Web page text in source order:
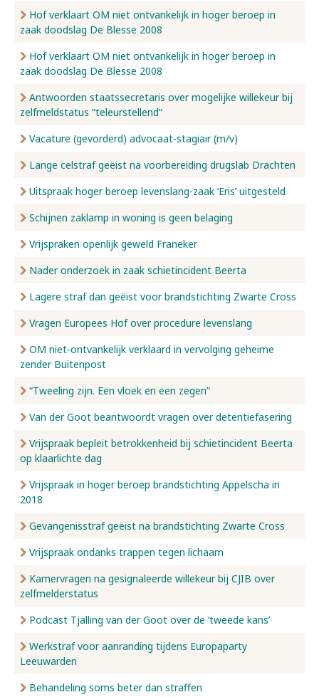
Hof verklaart OM niet ontvankelijk in hoger beroep in
zaak doodslag De Blesse 2008
Hof verklaart OM niet ontvankelijk in hoger beroep in
zaak doodslag De Blesse 2008
Antwoorden staatssecretaris over mogelijke willekeur bij
zelfmeldstatus “teleurstellend”
Vacature (gevorderd) advocaat-stagiair (m/v)
Lange celstraf geëist na voorbereiding drugslab Drachten
Uitspraak hoger beroep levenslang-zaak ‘Eris’ uitgesteld
Schijnen zaklamp in woning is geen belaging
Vrijspraken openlijk geweld Franeker
Nader onderzoek in zaak schietincident Beerta
Lagere straf dan geëist voor brandstichting Zwarte Cross
Vragen Europees Hof over procedure levenslang
OM niet-ontvankelijk verklaard in vervolging geheime
zender Buitenpost
“Tweeling zijn. Een vloek en een zegen”
Van der Goot beantwoordt vragen over detentiefasering
Vrijspraak bepleit betrokkenheid bij schietincident Beerta
op klaarlichte dag
Vrijspraak in hoger beroep brandstichting Appelscha in
2018
Gevangenisstraf geëist na brandstichting Zwarte Cross
Vrijspraak ondanks trappen tegen lichaam
Kamervragen na gesignaleerde willekeur bij CJIB over
zelfmelderstatus
Podcast Tjalling van der Goot over de ‘tweede kans’
Werkstraf voor aanranding tijdens Europaparty
Leeuwarden
Behandeling soms beter dan straffen